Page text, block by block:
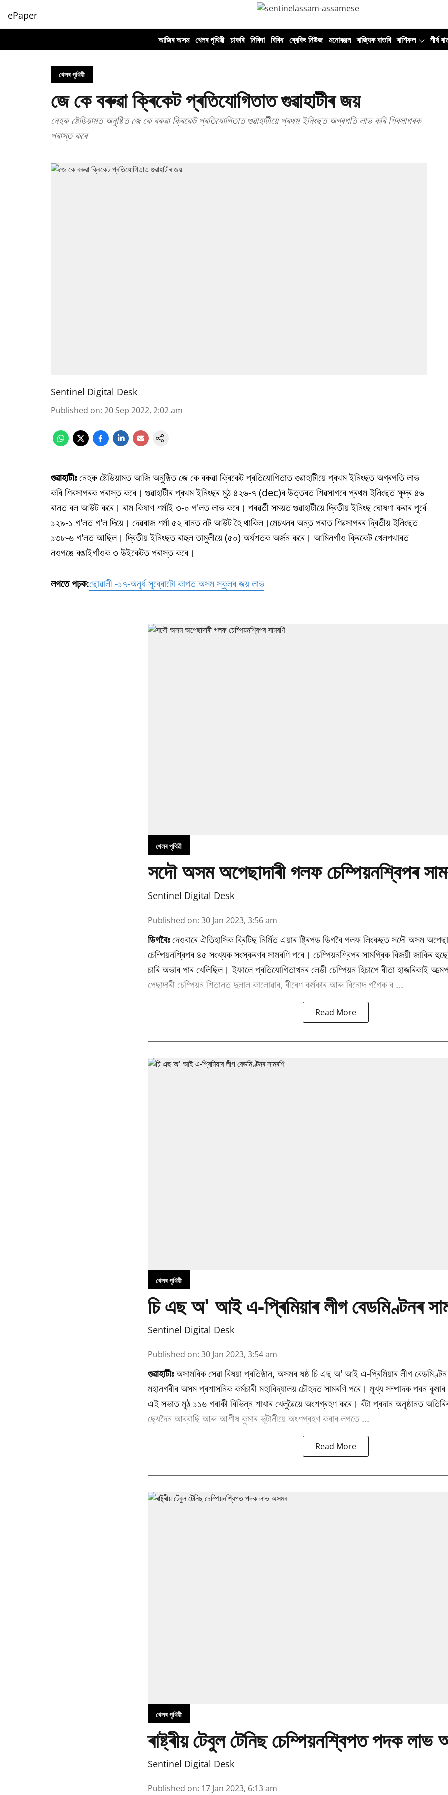
ePaper
আজিৰ অসম খেলৰ পৃথিৱী চাকৰি নিবিদা বিবিধ ব্ৰেকিং নিউজ মনোৰঞ্জন ৰাজ্যিক বাতৰি ৰাশিফল শীৰ্ষ
খেলৰ পৃথিৱী
জে কে বৰুৱা ক্ৰিকেট প্ৰতিযোগিতাত গুৱাহাটীৰ জয়
নেহৰু ষ্টেডিয়ামত অনুষ্ঠিত জে কে বৰুৱা ক্ৰিকেট প্ৰতিযোগিতাত গুৱাহাটীয়ে প্ৰথম ইনিংছত অগ্ৰগতি লাভ কৰি শিবসাগৰক
পৰাস্ত কৰে
Sentinel Digital Desk
Published on: 20 Sep 2022, 2:02 am
গুৱাহাটীঃনেহৰু ষ্টেডিয়ামত আজি অনুষ্ঠিত জে কে বৰুৱা ক্ৰিকেট প্ৰতিযোগিতাত গুৱাহাটীয়ে প্ৰথম ইনিংছত অগ্ৰগতি লাভ
কৰি শিবসাগৰক পৰাস্ত কৰে। গুৱাহাটীৰ প্ৰথম ইনিংছৰ মুঠ ৪২৬-৭ (dec)ৰ উত্তৰত শিৱসাগৰে প্ৰথম ইনিংছত ক্ষুদ্ৰ ৪৬
ৰানত বল আউট কৰে। ৰাম কিষাণ শৰ্মাই ৩-০ গ'লত লাভ কৰে। পৰৱৰ্তী সময়ত গুৱাহাটীয়ে দ্বিতীয় ইনিংছ ঘোষণা কৰাৰ পূৰ্বে
১২৯-১ গ'লত গ'ল দিয়ে। দেৱৰাজ শৰ্মা ৫২ ৰানত নট আউট হৈ থাকিল।মেচখনৰ অন্ত পৰাত শিৱসাগৰৰ দ্বিতীয় ইনিংছত
১৩৮-৬ গ'লত আছিল। দ্বিতীয় ইনিংছত ৰাহুল তামুলীয়ে (৫০) অৰ্ধশতক অৰ্জন কৰে। আমিনগাঁও ক্ৰিকেট খেলপথাৰত
নওগঙে বঙাইগাঁওক ৩ উইকেটত পৰাস্ত কৰে।
লগতে পঢ়ক:ছোৱালী -১৭-অনুৰ্ধ সুব্ৰোটো কাপত অসম স্কুলৰ জয় লাভ
খেলৰ পৃথিৱী
সদৌ অসম অপেছাদাৰী গলফ চেম্পিয়নশ্বিপৰ
Sentinel Digital Desk
Published on: 30 Jan 2023, 3:56 am
ডিগবৈঃদেওবাৰে ঐতিহাসিক ব্ৰিটিছ নিৰ্মিত এয়াৰ ষ্ট্ৰিপড ডিগবৈ গলফ লিংকছত সদৌ অসম
চেম্পিয়নশ্বিপৰ ৪৫ সংখ্যক সংস্কৰণৰ সামৰণি পৰে। চেম্পিয়নশ্বিপৰ সামগ্ৰিক বিজয়ী জাকিৰ
চাৰি অভাৰ পাৰ খেলিছিল। ইফালে প্ৰতিযোগিতাখনৰ লেডী চেম্পিয়ন হিচাপে ৰীতা হাজৰিকাই
পেছাদাৰী চেম্পিয়ন শিতানত দুলাল কালোৱাৰ, বীৰেণ কৰ্মকাৰ আৰু বিনোদ গগৈক ব ...
Read More
খেলৰ পৃথিৱী
চি এছ অ' আই এ-প্ৰিমিয়াৰ লীগ বেডমিণ্টনৰ
Sentinel Digital Desk
Published on: 30 Jan 2023, 3:54 am
গুৱাহাটীঃঅসামৰিক সেৱা বিষয়া প্ৰতিষ্ঠান, অসমৰ ষষ্ঠ চি এছ অ' আই এ-প্ৰিমিয়াৰ লীগ
মহানগৰীৰ অসম প্ৰশাসনিক কৰ্মচাৰী মহাবিদ্যালয় চৌহদত সামৰণি পৰে। মুখ্য সম্পাদক পবন
এই সভাত মুঠ ১১৬ গৰাকী বিভিন্ন শাখাৰ খেলুৱৈয়ে অংশগ্ৰহণ কৰে। বঁটা প্ৰদান অনুষ্ঠানত
ছ্যেদৈন আব্বাছি আৰু আশীষ কুমাৰ ভূটানীয়ে অংশগ্ৰহণ কৰাৰ লগতে ...
Read More
খেলৰ পৃথিৱী
ৰাষ্ট্ৰীয় টেবুল টেনিছ চেম্পিয়নশ্বিপত পদক লাভ
Sentinel Digital Desk
Published on: 17 Jan 2023, 6:13 am